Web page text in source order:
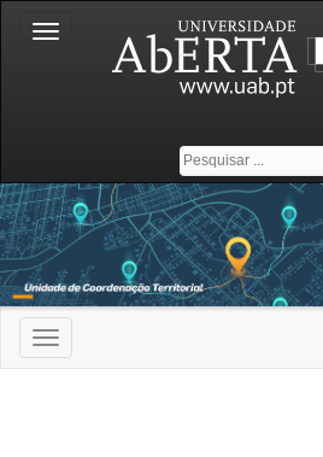
Toggle
navigation
Toggle
navigation